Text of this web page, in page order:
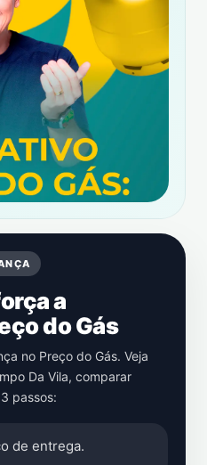
a
do Gás
no Preço do Gás. Veja
Da Vila, comparar
passos:
de entrega.